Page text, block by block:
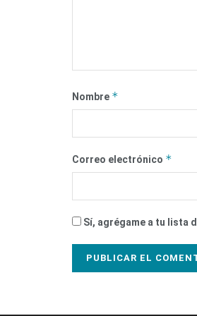
Nombre *
Correo electrónico *
Sí, agrégame a tu lista